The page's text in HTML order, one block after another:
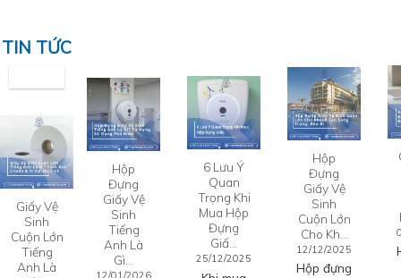
TIN TỨC
Giấy Vệ
Sinh
Cuộn Lớn
Tiếng
Anh Là
Hộp
Đựng
Giấy Vệ
Sinh
Tiếng
Anh Là
Gì…
6 Lưu Ý
Quan
Trọng Khi
Mua Hộp
Đựng
Giấ…
25/12/2025
Hộp
Đựng
Giấy Vệ
Sinh
Cuộn Lớn
Cho Kh…
12/12/2025
Hộp đựng